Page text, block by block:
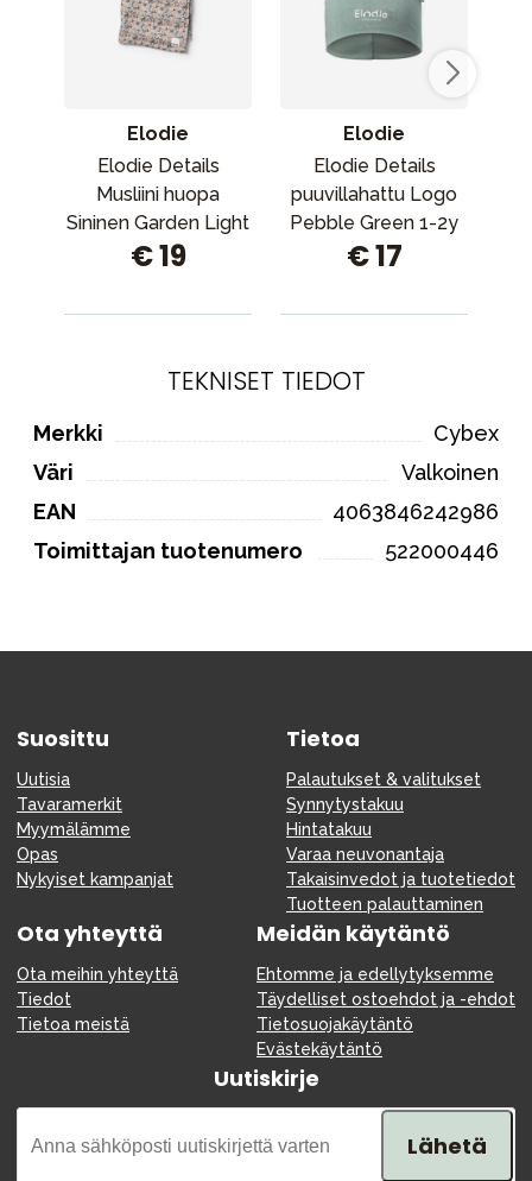
Elodie
Elodie Details
Musliini huopa
Sininen Garden Light
€ 19
Elodie
Elodie Details
puuvillahattu Logo
Pebble Green 1-2y
€ 17
TEKNISET TIEDOT
Merkki
Cybex
Väri
Valkoinen
EAN
4063846242986
Toimittajan tuotenumero
522000446
Suosittu
Uutisia
Tavaramerkit
Myymälämme
Opas
Nykyiset kampanjat
Tietoa
Palautukset & valitukset
Synnytystakuu
Hintatakuu
Varaa neuvonantaja
Takaisinvedot ja tuotetiedot
Tuotteen palauttaminen
Ota yhteyttä
Ota meihin yhteyttä
Tiedot
Tietoa meistä
Meidän käytäntö
Ehtomme ja edellytyksemme
Täydelliset ostoehdot ja -ehdot
Tietosuojakäytäntö
Evästekäytäntö
Uutiskirje
Lähetä